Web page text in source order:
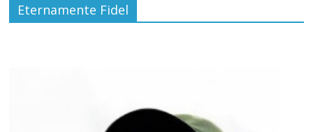
Eternamente Fidel